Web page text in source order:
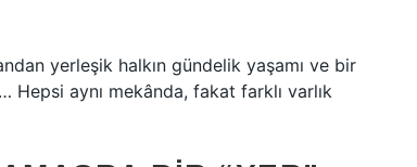
yerleşik halkın gündelik yaşamı ve bir
Hepsi aynı mekânda, fakat farklı varlık